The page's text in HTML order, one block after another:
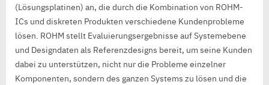
(Lösungsplatinen) an, die durch die Kombination von ROHM-
ICs und diskreten Produkten verschiedene Kundenprobleme
lösen. ROHM stellt Evaluierungsergebnisse auf Systemebene
und Designdaten als Referenzdesigns bereit, um seine Kunden
dabei zu unterstützen, nicht nur die Probleme einzelner
Komponenten, sondern des ganzen Systems zu lösen und die